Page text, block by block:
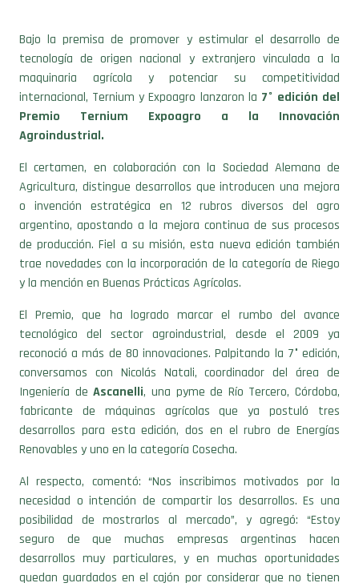
Bajo la premisa de promover y estimular el desarrollo de
tecnología de origen nacional y extranjero vinculada a la
maquinaria agrícola y potenciar su competitividad
internacional, Ternium y Expoagro lanzaron la 7° edición del
Premio Ternium Expoagro a la Innovación
Agroindustrial.
El certamen, en colaboración con la Sociedad Alemana de
Agricultura, distingue desarrollos que introducen una mejora
o invención estratégica en 12 rubros diversos del agro
argentino, apostando a la mejora continua de sus procesos
de producción. Fiel a su misión, esta nueva edición también
trae novedades con la incorporación de la categoría de Riego
y la mención en Buenas Prácticas Agrícolas.
El Premio, que ha logrado marcar el rumbo del avance
tecnológico del sector agroindustrial, desde el 2009 ya
reconoció a más de 80 innovaciones. Palpitando la 7° edición,
conversamos con Nicolás Natali, coordinador del área de
Ingeniería deAscanelli, una pyme de Río Tercero, Córdoba,
fabricante de máquinas agrícolas que ya postuló tres
desarrollos para esta edición, dos en el rubro de Energías
Renovables y uno en la categoría Cosecha.
Al respecto, comentó: “Nos inscribimos motivados por la
necesidad o intención de compartir los desarrollos. Es una
posibilidad de mostrarlos al mercado”, y agregó: “Estoy
seguro de que muchas empresas argentinas hacen
desarrollos muy particulares, y en muchas oportunidades
quedan guardados en el cajón por considerar que no tienen